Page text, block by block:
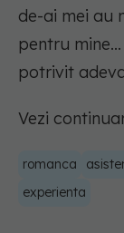
de-ai mei au
pentru
potrivit
Vezi
romanca
experienta